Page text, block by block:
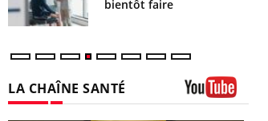
bientôt faire
LA CHAÎNE SANTÉ